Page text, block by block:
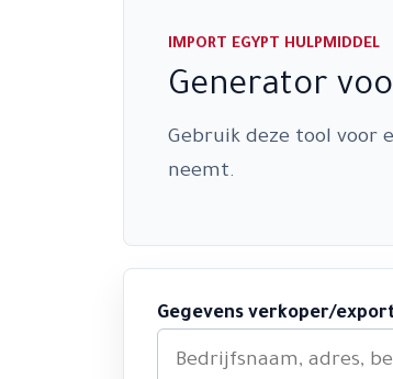
IMPORT EGYPT HULPMIDDEL
Generator
Gebruik deze tool voor
neemt.
Gegevens verkoper/